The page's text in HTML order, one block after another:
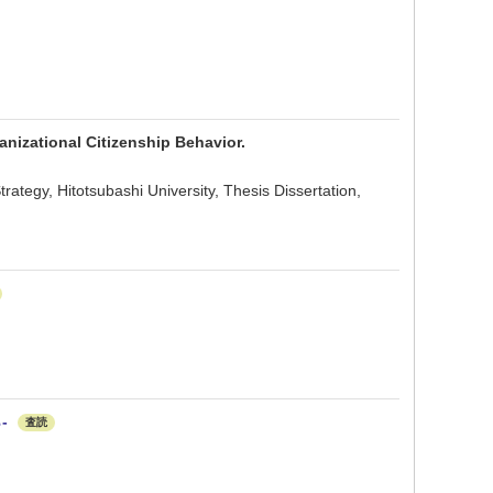
Citizenship Behavior.
Hitotsubashi University, Thesis Dissertation,
査読